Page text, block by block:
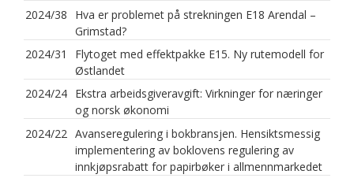
2024/38
Hva er problemet på strekningen E18 Arendal –
Grimstad?
2024/31
Flytoget med effektpakke E15. Ny rutemodell for
Østlandet
2024/24 Ekstra arbeidsgiveravgift: Virkninger for næringer
og norsk økonomi
2024/22 Avanseregulering i bokbransjen. Hensiktsmessig
implementering av boklovens regulering av
innkjøpsrabatt for papirbøker i allmennmarkedet